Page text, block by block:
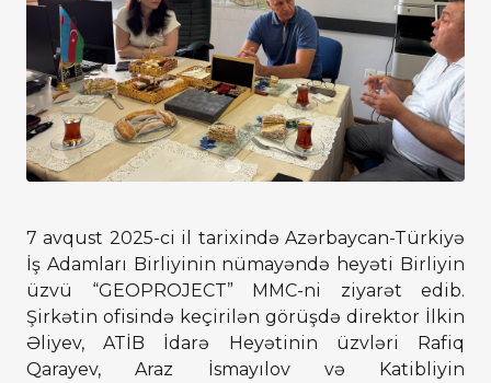
7 avqust 2025-ci il tarixində Azərbaycan-Türkiyə
İş Adamları Birliyinin nümayəndə heyəti Birliyin
üzvü “GEOPROJECT” MMC-ni ziyarət edib.
Şirkətin ofisində keçirilən görüşdə direktor İlkin
Əliyev, ATİB İdarə Heyətinin üzvləri Rafiq
Qarayev, Araz İsmayılov və Katibliyin